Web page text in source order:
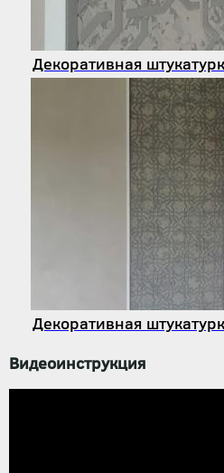
Декоративная
Декоративная
Видеоинструкция